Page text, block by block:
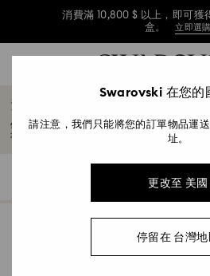
消費滿 10,800 $ 以上，即可獲
盒。
立即選購
消費滿 10,800 $ 以上，即可獲
消費滿 10,800 $ 以上，即可獲
iPhone® 16 Pro Max 水晶
使用施華洛世奇的奢華手機殼，為您的 iPhone®
均採用閃亮水晶精心打造，兼具頂級保護和永恆優
Swarovski 在您的
請注意，我們只能將您的訂單物品運
址。
更改至 美國
停留在 台灣地